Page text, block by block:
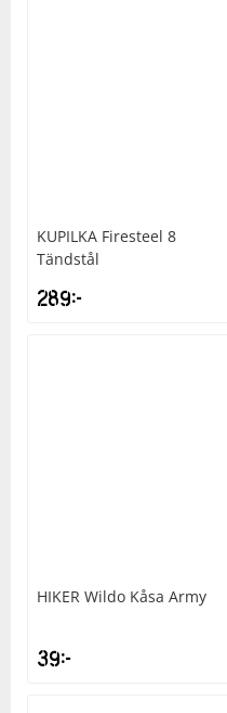
KUPILKA Firesteel 8
Tändstål
289kr
HIKER Wildo Kåsa Army
39kr